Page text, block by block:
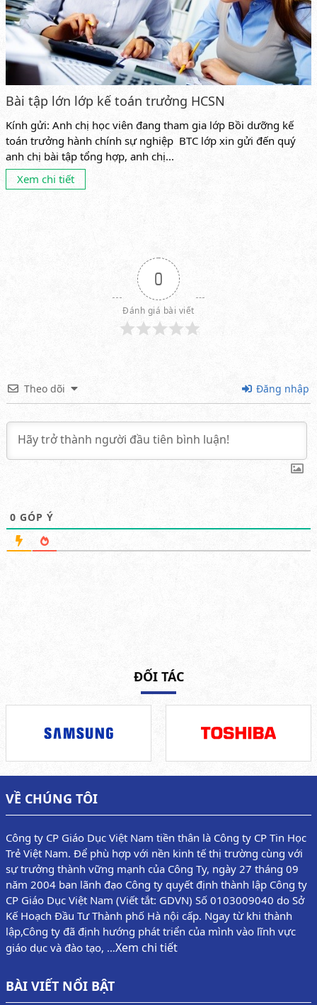
Bài tập lớn lớp kế toán trưởng HCSN
Kính gửi: Anh chị học viên đang tham gia lớp Bồi dưỡng kế
toán trưởng hành chính sự nghiệp BTC lớp xin gửi đến quý
anh chị bài tập tổng hợp, anh chị...
Xem chi tiết
0
Đánh giá bài viết
Theo dõi Đăng nhập
0 GÓP Ý
ĐỐI TÁC
VỀ CHÚNG TÔI
Công ty CP Giáo Dục Việt Nam tiền thân là Công ty CP Tin Học
Trẻ Việt Nam. Để phù hợp với nền kinh tế thị trường cùng với
sự trưởng thành vững mạnh của Công Ty, ngày 27 tháng 09
năm 2004 ban lãnh đạo Công ty quyết định thành lập Công ty
CP Giáo Dục Việt Nam (Viết tắt: GDVN) Số 0103009040 do Sở
Kế Hoạch Đầu Tư Thành phố Hà nội cấp. Ngay từ khi thành
lập,Công ty đã định hướng phát triển của mình vào lĩnh vực
giáo dục và đào tạo, …Xem chi tiết
BÀI VIẾT NỔI BẬT